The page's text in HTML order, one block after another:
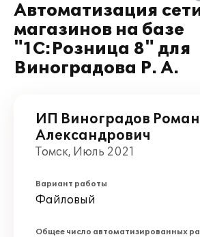
Автоматизация
магазинов на базе
"1С:Розница 8" для
Виноградова Р. А.
ИП Виноградов Роман
Александрович
Томск, Июль 2021
Вариант работы
Файловый
Общее число автоматизированных